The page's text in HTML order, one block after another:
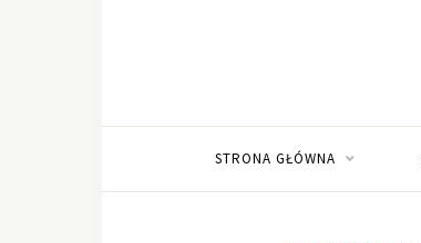
STRONA GŁÓWNA